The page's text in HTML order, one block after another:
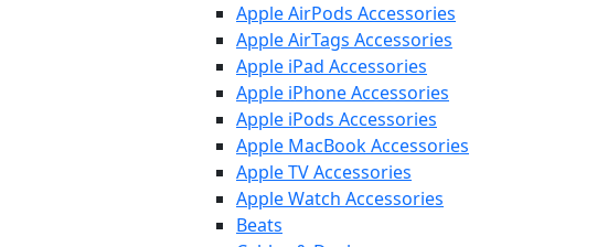
Apple AirPods Accessories
Apple AirTags Accessories
Apple iPad Accessories
Apple iPhone Accessories
Apple iPods Accessories
Apple MacBook Accessories
Apple TV Accessories
Apple Watch Accessories
Beats